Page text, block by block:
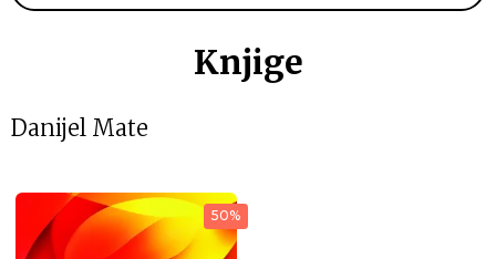
Knjige
Danijel Mate
50%